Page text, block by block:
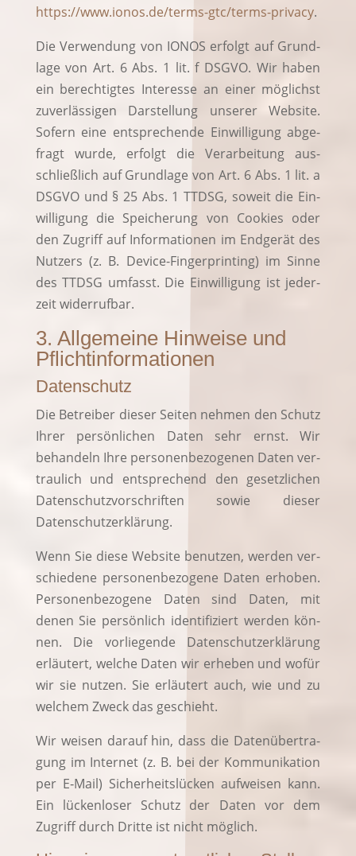
https://www.ionos.de/terms-gtc/terms-privacy.
Die Ver­wen­dung von IONOS erfolgt auf Grund­
la­ge von Art. 6 Abs. 1 lit. f DSGVO. Wir haben
ein berech­tig­tes Inter­es­se an einer mög­lichst
zuver­läs­si­gen Dar­stel­lung unse­rer Web­site.
Sofern eine ent­spre­chen­de Ein­wil­li­gung abge­
fragt wur­de, erfolgt die Ver­ar­bei­tung aus­
schließ­lich auf Grund­la­ge von Art. 6 Abs. 1 lit. a
DSGVO und § 25 Abs. 1 TTDSG, soweit die Ein­
wil­li­gung die Spei­che­rung von Coo­kies oder
den Zugriff auf Infor­ma­tio­nen im End­ge­rät des
Nut­zers (z. B. Device-Fin­ger­prin­ting) im Sin­ne
des TTDSG umfasst. Die Ein­wil­li­gung ist jeder­
zeit widerrufbar.
3. Allgemeine Hinweise und
Pflichtinformationen
Datenschutz
Die Betrei­ber die­ser Sei­ten neh­men den Schutz
Ihrer per­sön­li­chen Daten sehr ernst. Wir
behan­deln Ihre per­so­nen­be­zo­ge­nen Daten ver­
trau­lich und ent­spre­chend den gesetz­li­chen
Daten­schutz­vor­schrif­ten sowie die­ser
Datenschutzerklärung.
Wenn Sie die­se Web­site benut­zen, wer­den ver­
schie­de­ne per­so­nen­be­zo­ge­ne Daten erho­ben.
Per­so­nen­be­zo­ge­ne Daten sind Daten, mit
denen Sie per­sön­lich iden­ti­fi­ziert wer­den kön­
nen. Die vor­lie­gen­de Daten­schutz­er­klä­rung
erläu­tert, wel­che Daten wir erhe­ben und wofür
wir sie nut­zen. Sie erläu­tert auch, wie und zu
wel­chem Zweck das geschieht.
Wir wei­sen dar­auf hin, dass die Daten­über­tra­
gung im Inter­net (z. B. bei der Kom­mu­ni­ka­ti­on
per E‑Mail) Sicher­heits­lü­cken auf­wei­sen kann.
Ein lücken­lo­ser Schutz der Daten vor dem
Zugriff durch Drit­te ist nicht möglich.